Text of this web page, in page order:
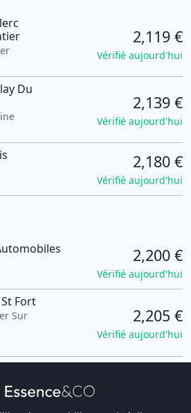
2,119 €
Vérifié aujourd'hui
Du
2,139 €
Vérifié aujourd'hui
2,180 €
Vérifié aujourd'hui
2,200 €
Vérifié aujourd'hui
Fort
Sur
2,205 €
Vérifié aujourd'hui